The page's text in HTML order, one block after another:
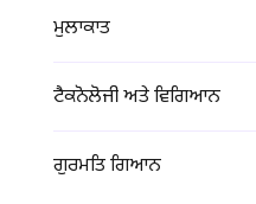
ਮੁਲਾਕਾਤ
ਟੈਕਨੋਲੋਜੀ ਅਤੇ ਵਿਗਿਆਨ
ਗੁਰਮਤਿ ਗਿਆਨ